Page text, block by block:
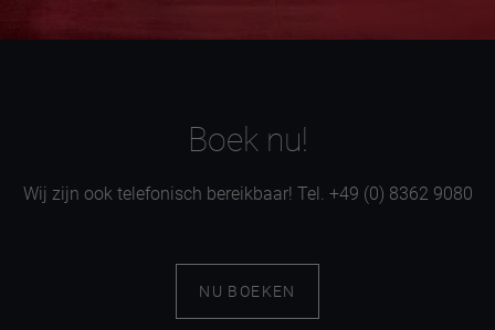
Boek nu!
Wij zijn ook telefonisch bereikbaar! Tel. +49 (0) 8362 9080
NU BOEKEN